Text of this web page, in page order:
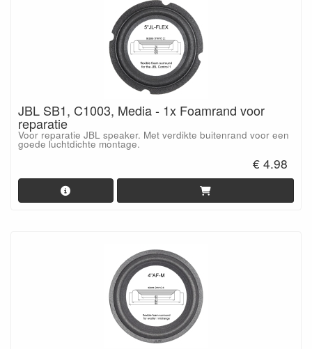
JBL SB1, C1003, Media - 1x Foamrand voor
reparatie
Voor reparatie JBL speaker. Met verdikte buitenrand voor een
goede luchtdichte montage.
€ 4.98